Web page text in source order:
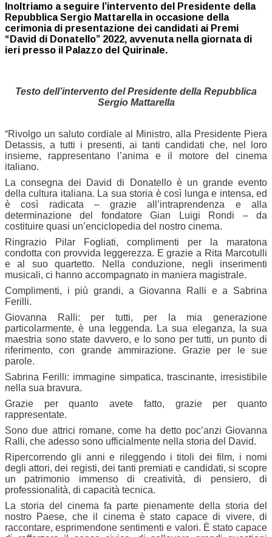
Inoltriamo a seguire l’intervento del Presidente della
RepubblicaSergio Mattarellain occasione della
cerimonia di presentazione dei candidati ai Premi
“David di Donatello” 2022, avvenuta nella giornata di
ieri presso il Palazzo del Quirinale.
Testo dell’intervento del Presidente della Repubblica
Sergio Mattarella
“Rivolgo un saluto cordiale al Ministro, alla Presidente Piera
Detassis, a tutti i presenti, ai tanti candidati che, nel loro
insieme, rappresentano l’anima e il motore del cinema
italiano.
La consegna dei David di Donatello è un grande evento
della cultura italiana. La sua storia è così lunga e intensa, ed
è così radicata – grazie all’intraprendenza e alla
determinazione del fondatore Gian Luigi Rondi – da
costituire quasi un’enciclopedia del nostro cinema.
Ringrazio Pilar Fogliati, complimenti per la maratona
condotta con provvida leggerezza. E grazie a Rita Marcotulli
e al suo quartetto. Nella conduzione, negli inserimenti
musicali, ci hanno accompagnato in maniera magistrale.
Complimenti, i più grandi, a Giovanna Ralli e a Sabrina
Ferilli.
Giovanna Ralli: per tutti, per la mia generazione
particolarmente, è una leggenda. La sua eleganza, la sua
maestria sono state davvero, e lo sono per tutti, un punto di
riferimento, con grande ammirazione. Grazie per le sue
parole.
Sabrina Ferilli: immagine simpatica, trascinante, irresistibile
nella sua bravura.
Grazie per quanto avete fatto, grazie per quanto
rappresentate.
Sono due attrici romane, come ha detto poc’anzi Giovanna
Ralli, che adesso sono ufficialmente nella storia del David.
Ripercorrendo gli anni e rileggendo i titoli dei film, i nomi
degli attori, dei registi, dei tanti premiati e candidati, si scopre
un patrimonio immenso di creatività, di pensiero, di
professionalità, di capacità tecnica.
La storia del cinema fa parte pienamente della storia del
nostro Paese, che il cinema è stato capace di vivere, di
raccontare, esprimendone sentimenti e valori. È stato capace